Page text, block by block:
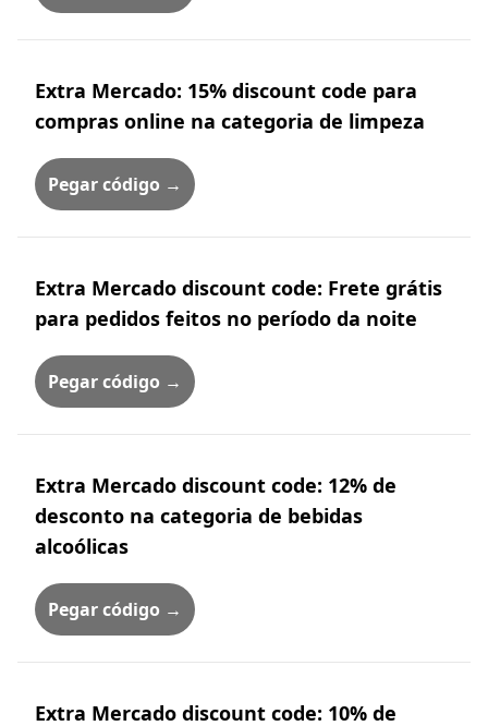
Extra Mercado: 15% discount code para
compras online na categoria de limpeza
Pegar código →
Extra Mercado discount code: Frete grátis
para pedidos feitos no período da noite
Pegar código →
Extra Mercado discount code: 12% de
desconto na categoria de bebidas
alcoólicas
Pegar código →
Extra Mercado discount code: 10% de